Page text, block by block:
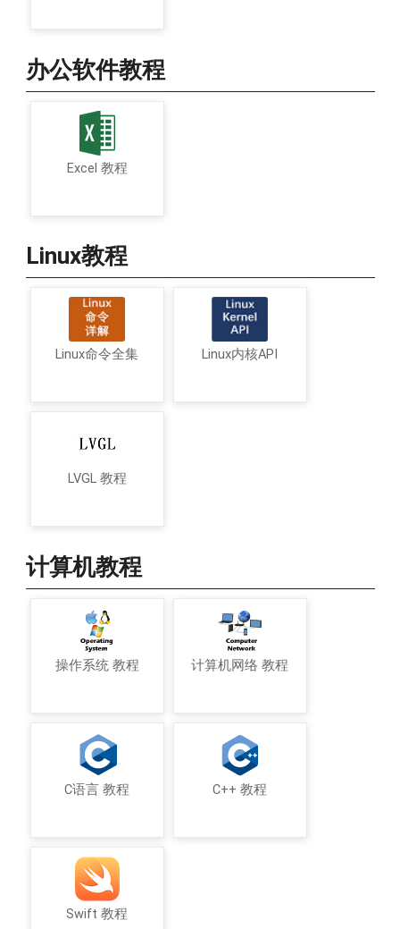
办公软件教程
Excel 教程
Linux教程
Linux命令全集 Linux内核API
LVGL 教程
计算机教程
操作系统 教程 计算机网络 教程
C语言 教程 C++ 教程
Swift 教程